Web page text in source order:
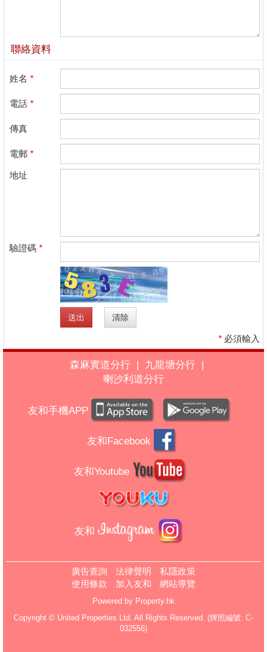
聯絡資料
姓名 *
電話 *
傳真
電郵 *
地址
驗證碼 *
* 必須輸入
森麻實道分行 | 九龍塘分行
|
喇沙利道分行
友和手機APP
友和Facebook
友和Youtube
友和
廣告查詢 法律聲明
私隱政策
使用條款
加入友和 網站導覽
Powered by Property.hk
Copyright © United Properties Ltd. All Rights Reserved. (牌照編號: C-
032556)